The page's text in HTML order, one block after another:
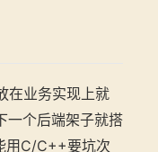
在业务实现上就
一个后端架子就搭
用C/C++要坑次